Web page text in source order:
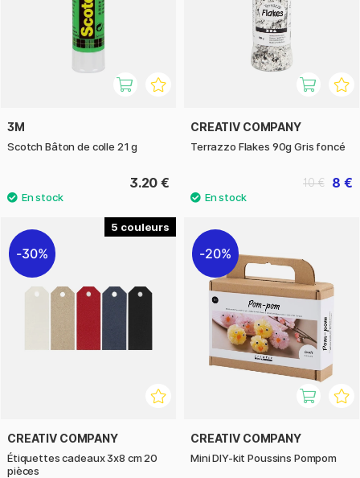
3M
Scotch Bâton de colle 21 g
3.20 €
CREATIV COMPANY
Terrazzo Flakes 90g Gris foncé
8 €
10 €
5
30%
CREATIV COMPANY
Étiquettes cadeaux 3x8 cm 20
pièces
20%
CREATIV COMPANY
Mini DIY-kit Poussins Pompom